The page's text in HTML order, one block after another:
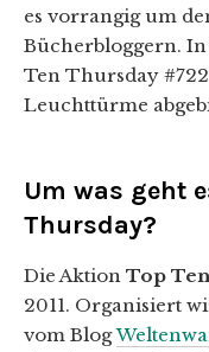
es vorrangig um
Bücherbloggern. In
Ten Thursday
Leuchttürme
Um was geht
Thursday?
Die Aktion Top
2011. Organisiert
vom Blog